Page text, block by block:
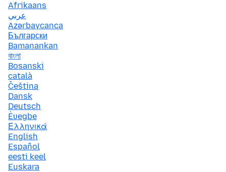
Afrikaans
عربي
Azərbaycanca
Български
Bamanankan
বাংলা
Bosanski
català
Čeština
Dansk
Deutsch
Èʋegbe
Ελληνικά
English
Español
eesti keel
Euskara